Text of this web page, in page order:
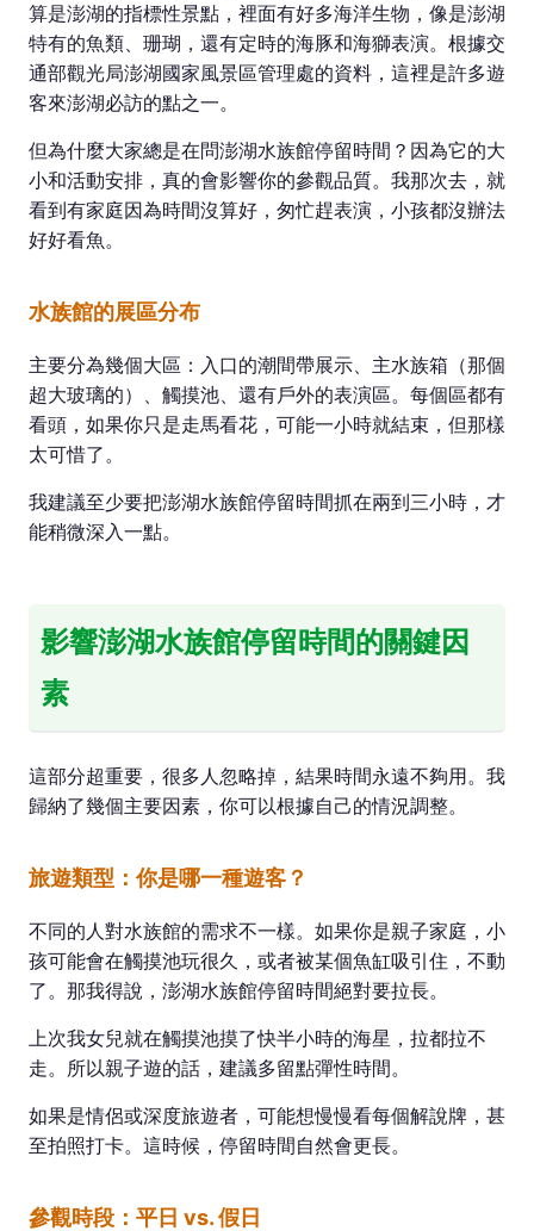
算是澎湖的指標性景點，裡面有好多海洋生物，像是澎湖
特有的魚類、珊瑚，還有定時的海豚和海獅表演。根據交
通部觀光局澎湖國家風景區管理處的資料，這裡是許多遊
客來澎湖必訪的點之一。
但為什麼大家總是在問澎湖水族館停留時間？因為它的大
小和活動安排，真的會影響你的參觀品質。我那次去，就
看到有家庭因為時間沒算好，匆忙趕表演，小孩都沒辦法
好好看魚。
水族館的展區分布
主要分為幾個大區：入口的潮間帶展示、主水族箱（那個
超大玻璃的）、觸摸池、還有戶外的表演區。每個區都有
看頭，如果你只是走馬看花，可能一小時就結束，但那樣
太可惜了。
我建議至少要把澎湖水族館停留時間抓在兩到三小時，才
能稍微深入一點。
影響澎湖水族館停留時間的關鍵因
素
這部分超重要，很多人忽略掉，結果時間永遠不夠用。我
歸納了幾個主要因素，你可以根據自己的情況調整。
旅遊類型：你是哪一種遊客？
不同的人對水族館的需求不一樣。如果你是親子家庭，小
孩可能會在觸摸池玩很久，或者被某個魚缸吸引住，不動
了。那我得說，澎湖水族館停留時間絕對要拉長。
上次我女兒就在觸摸池摸了快半小時的海星，拉都拉不
走。所以親子遊的話，建議多留點彈性時間。
如果是情侶或深度旅遊者，可能想慢慢看每個解說牌，甚
至拍照打卡。這時候，停留時間自然會更長。
參觀時段：平日 vs. 假日